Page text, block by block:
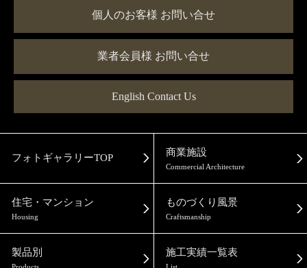
個人のお客様 お問い合せ
業者会員様 お問い合せ
English Contact Us
フォトギャラリーTOP 商業施設
Commercial Architecture
住宅・マンション
Housing
ものづくり風景
Craftsmanship
製品別 施工実績一覧表